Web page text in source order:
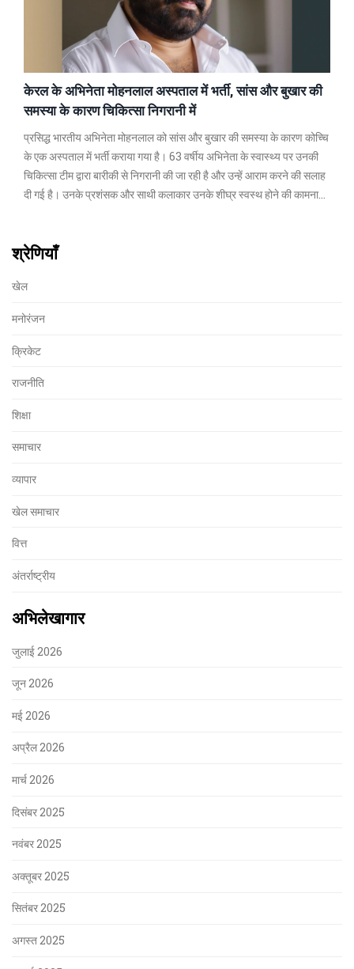
केरल के अभिनेता मोहनलाल अस्पताल में भर्ती, सांस और बुखार की
समस्या के कारण चिकित्सा निगरानी में
प्रसिद्ध भारतीय अभिनेता मोहनलाल को सांस और बुखार की समस्या के कारण कोच्चि
के एक अस्पताल में भर्ती कराया गया है। 63 वर्षीय अभिनेता के स्वास्थ्य पर उनकी
चिकित्सा टीम द्वारा बारीकी से निगरानी की जा रही है और उन्हें आराम करने की सलाह
दी गई है। उनके प्रशंसक और साथी कलाकार उनके शीघ्र स्वस्थ होने की कामना
श्रेणियाँ
खेल
मनोरंजन
क्रिकेट
राजनीति
शिक्षा
समाचार
व्यापार
खेल समाचार
वित्त
अंतर्राष्ट्रीय
अभिलेखागार
जुलाई 2026
जून 2026
मई 2026
अप्रैल 2026
मार्च 2026
दिसंबर 2025
नवंबर 2025
अक्तूबर 2025
सितंबर 2025
अगस्त 2025